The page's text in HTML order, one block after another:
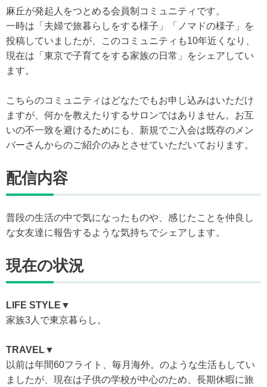
麻丘が発起人をつとめる会員制コミュニティです。
一時は「夫婦で旅暮らしをする様子」「ノマドの様子」を
投稿していましたが、このコミュニティも10年近くなり、
現在は「東京で子育てをする家族の日常」をシェアしてい
ます。
こちらのコミュニティはどなたでもお申し込みはいただけ
ますが、何かを教えたりするサロンではありません。お互
いの不一致を避けるためにも、新規でご入会は既存のメン
バーさんからのご紹介のみとさせていただいております。
配信内容
普段の生活の中で気になったものや、感じたことを仲良し
な女友達に報告するような気持ちでシェアします。
現在の状況
LIFE STYLE▼
家族3人で東京暮らし。
TRAVEL▼
以前は年間60フライト、毎月海外。のような生活もしてい
ましたが、現在は子供の学校が中心のため、長期休暇に旅